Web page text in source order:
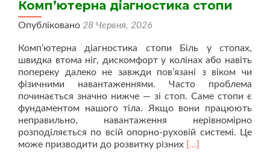
Комп’ютерна діагностика стопи
Опубліковано 28 Червня, 2026
Комп’ютерна діагностика стопи Біль у стопах,
швидка втома ніг, дискомфорт у колінах або навіть
попереку далеко не завжди пов’язані з віком чи
фізичними навантаженнями. Часто проблема
починається значно нижче — зі стоп. Саме стопи є
фундаментом нашого тіла. Якщо вони працюють
неправильно, навантаження нерівномірно
розподіляється по всій опорно-руховій системі. Це
може призводити до розвитку різних Читати
[…]